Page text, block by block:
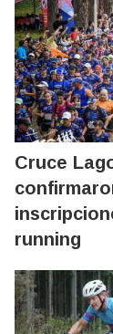
Cruce
running